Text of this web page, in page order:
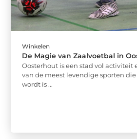
Winkelen
De Magie van Zaalvoetbal in
Oosterhout is een stad vol activiteit
van de meest levendige sporten
wordt is ...